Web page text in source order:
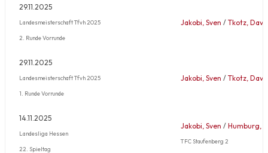
29.11.2025
Landesmeisterschaft Tfvh 2025
2. Runde Vorrunde
Jakobi, Sven / Tkotz,
29.11.2025
Landesmeisterschaft Tfvh 2025
1. Runde Vorrunde
Jakobi, Sven / Tkotz,
14.11.2025
Landesliga Hessen
22. Spieltag
Jakobi, Sven / Humburg,
TFC Staufenberg 2